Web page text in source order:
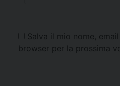
Salva il mio nome,
browser per la prossima